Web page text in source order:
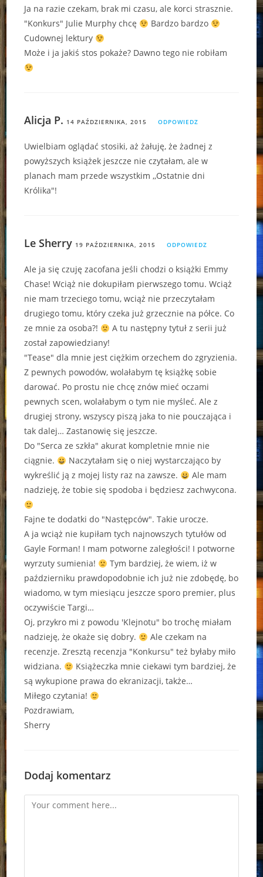
Ja na razie czekam, brak mi czasu, ale korci strasznie.
"Konkurs" Julie Murphy chcę
Bardzo bardzo
Cudownej lektury
Może i ja jakiś stos pokaże? Dawno tego nie robiłam
Alicja P. 14 PAŹDZIERNIKA, 2015 ODPOWIEDZ
Uwielbiam oglądać stosiki, aż żałuję, że żadnej z
powyższych książek jeszcze nie czytałam, ale w
planach mam przede wszystkim ,,Ostatnie dni
Królika"!
Le Sherry 19 PAŹDZIERNIKA, 2015 ODPOWIEDZ
Ale ja się czuję zacofana jeśli chodzi o książki Emmy
Chase! Wciąż nie dokupiłam pierwszego tomu. Wciąż
nie mam trzeciego tomu, wciąż nie przeczytałam
drugiego tomu, który czeka już grzecznie na półce. Co
ze mnie za osoba?!
A tu następny tytuł z serii już
został zapowiedziany!
"Tease" dla mnie jest ciężkim orzechem do zgryzienia.
Z pewnych powodów, wolałabym tę książkę sobie
darować. Po prostu nie chcę znów mieć oczami
pewnych scen, wolałabym o tym nie myśleć. Ale z
drugiej strony, wszyscy piszą jaka to nie pouczająca i
tak dalej… Zastanowię się jeszcze.
Do "Serca ze szkła" akurat kompletnie mnie nie
ciągnie.
Naczytałam się o niej wystarczająco by
wykreślić ją z mojej listy raz na zawsze.
Ale mam
nadzieję, że tobie się spodoba i będziesz zachwycona.
Fajne te dodatki do "Następców". Takie urocze.
A ja wciąż nie kupiłam tych najnowszych tytułów od
Gayle Forman! I mam potworne zaległości! I potworne
wyrzuty sumienia!
Tym bardziej, że wiem, iż w
październiku prawdopodobnie ich już nie zdobędę, bo
wiadomo, w tym miesiącu jeszcze sporo premier, plus
oczywiście Targi…
Oj, przykro mi z powodu 'Klejnotu" bo trochę miałam
nadzieję, że okaże się dobry.
Ale czekam na
recenzje. Zresztą recenzja "Konkursu" też byłaby miło
widziana.
Książeczka mnie ciekawi tym bardziej, że
są wykupione prawa do ekranizacji, także…
Miłego czytania!
Pozdrawiam,
Sherry
Dodaj komentarz
Comment